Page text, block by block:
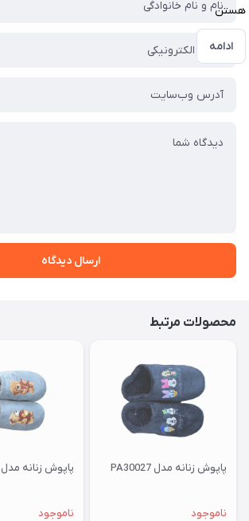
هستن
ادامه
ارسال دیدگاه
محصولات مرتبط
پاپوش زنانه مدل PA30027
ناموجود
پاپوش زنانه مدل PA30011
ناموجود